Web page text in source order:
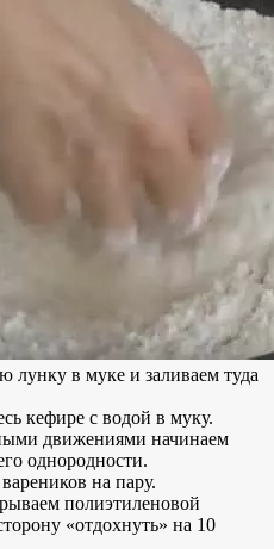
лунку в муке и заливаем туда
движениями начинаем
однородности.
полиэтиленовой
«отдохнуть» на 10